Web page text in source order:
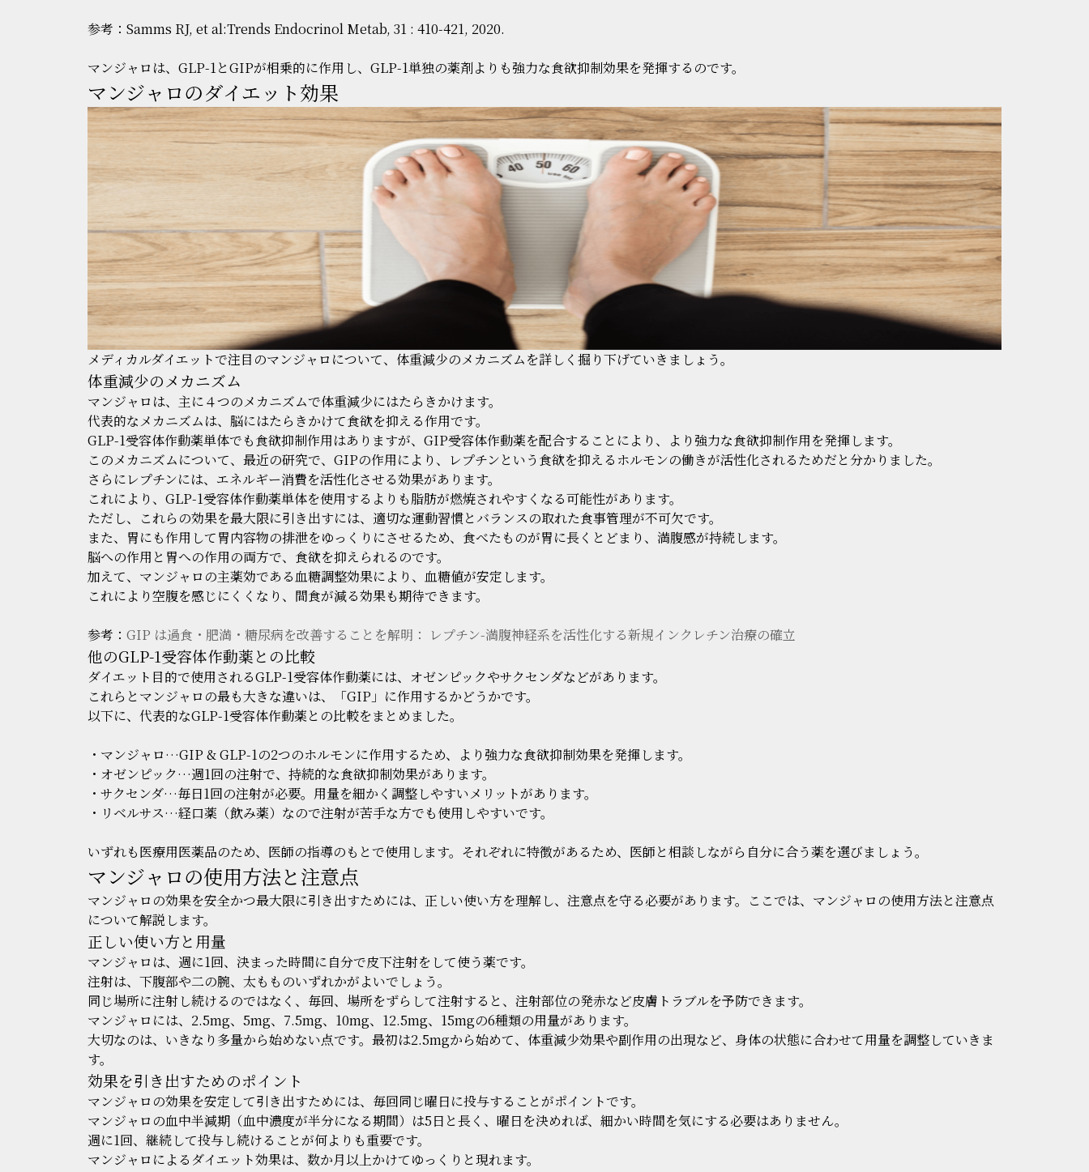
参考：Samms RJ, et al:Trends Endocrinol Metab, 31 : 410-421, 2020.
マンジャロは、GLP-1とGIPが相乗的に作用し、GLP-1単独の薬剤よりも強力な食欲抑制効果を発揮するのです。
マンジャロのダイエット効果
メディカルダイエットで注目のマンジャロについて、体重減少のメカニズムを詳しく掘り下げていきましょう。
体重減少のメカニズム
マンジャロは、主に４つのメカニズムで体重減少にはたらきかけます。
代表的なメカニズムは、脳にはたらきかけて食欲を抑える作用です。
GLP-1受容体作動薬単体でも食欲抑制作用はありますが、GIP受容体作動薬を配合することにより、より強力な食欲抑制作用を発揮します。
このメカニズムについて、最近の研究で、GIPの作用により、レプチンという食欲を抑えるホルモンの働きが活性化されるためだと分かりました。
さらにレプチンには、エネルギー消費を活性化させる効果があります。
これにより、GLP-1受容体作動薬単体を使用するよりも脂肪が燃焼されやすくなる可能性があります。
ただし、これらの効果を最大限に引き出すには、適切な運動習慣とバランスの取れた食事管理が不可欠です。
また、胃にも作用して胃内容物の排泄をゆっくりにさせるため、食べたものが胃に長くとどまり、満腹感が持続します。
脳への作用と胃への作用の両方で、食欲を抑えられるのです。
加えて、マンジャロの主薬効である血糖調整効果により、血糖値が安定します。
これにより空腹を感じにくくなり、間食が減る効果も期待できます。
参考： GIP は過食・肥満・糖尿病を改善することを解明： レプチン-満腹神経系を活性化する新規インクレチン治療の確立
他のGLP-1受容体作動薬との比較
ダイエット目的で使用されるGLP-1受容体作動薬には、オゼンピックやサクセンダなどがあります。
これらとマンジャロの最も大きな違いは、「GIP」に作用するかどうかです。
以下に、代表的なGLP-1受容体作動薬との比較をまとめました。
・マンジャロ…GIP & GLP-1の2つのホルモンに作用するため、より強力な食欲抑制効果を発揮します。
・オゼンピック…週1回の注射で、持続的な食欲抑制効果があります。
・サクセンダ…毎日1回の注射が必要。用量を細かく調整しやすいメリットがあります。
・リベルサス…経口薬（飲み薬）なので注射が苦手な方でも使用しやすいです。
いずれも医療用医薬品のため、医師の指導のもとで使用します。それぞれに特徴があるため、医師と相談しながら自分に合う薬を選びましょう。
マンジャロの使用方法と注意点
マンジャロの効果を安全かつ最大限に引き出すためには、正しい使い方を理解し、注意点を守る必要があります。ここでは、マンジャロの使用方法と注意点
について解説します。
正しい使い方と用量
マンジャロは、週に1回、決まった時間に自分で皮下注射をして使う薬です。
注射は、下腹部や二の腕、太もものいずれかがよいでしょう。
同じ場所に注射し続けるのではなく、毎回、場所をずらして注射すると、注射部位の発赤など皮膚トラブルを予防できます。
マンジャロには、2.5mg、5mg、7.5mg、10mg、12.5mg、15mgの6種類の用量があります。
大切なのは、いきなり多量から始めない点です。最初は2.5mgから始めて、体重減少効果や副作用の出現など、身体の状態に合わせて用量を調整していきま
す。
効果を引き出すためのポイント
マンジャロの効果を安定して引き出すためには、毎回同じ曜日に投与することがポイントです。
マンジャロの血中半減期（血中濃度が半分になる期間）は5日と長く、曜日を決めれば、細かい時間を気にする必要はありません。
週に1回、継続して投与し続けることが何よりも重要です。
マンジャロによるダイエット効果は、数か月以上かけてゆっくりと現れます。